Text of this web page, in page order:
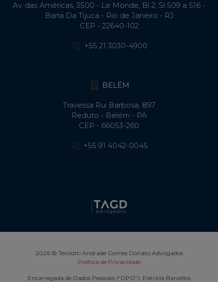
Av. das Américas, 3500 - Le Monde, Bl 2, Sl 509 a 516 -
Barra Da Tijuca - Rio de Janeiro - RJ
CEP - 22640-102​
+55 21 3030-4900
BELÉM
Travessa Rui Barbosa, 897
Reduto - Belém - PA
CEP - 66053-260
+55 91 4042-0045
2026 © Terciotti Andrade Gomes Donato Advogados
Política de Privacidade
Encarregada de Dados Pessoais (“DPO”): Patricia Barcellos